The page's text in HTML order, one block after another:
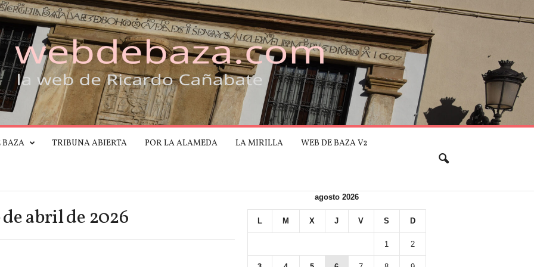
BAZA TRIBUNA ABIERTA POR LA ALAMEDA LA MIRILLA WEB DE BAZA V2
de abril de 2026
agosto 2026
L M X J V S D
1 2